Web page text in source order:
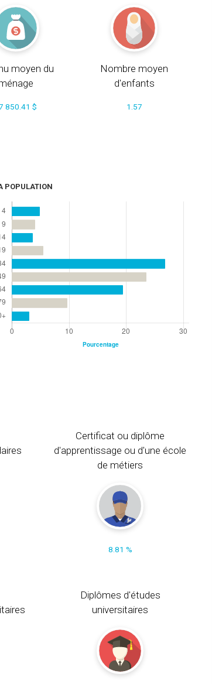
moyen du
850.41 $
Nombre moyen
d'enfants
1.57
POPULATION
Certificat ou diplôme
d'apprentissage ou d'une école
de métiers
8.81 %
Diplômes d'études
universitaires